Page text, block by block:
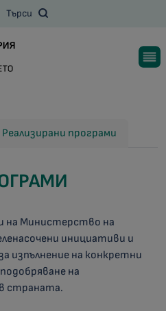
Търси
Реализирани програми
на Министерство на
инициативи и
изпълнение на конкретни
на
страната.